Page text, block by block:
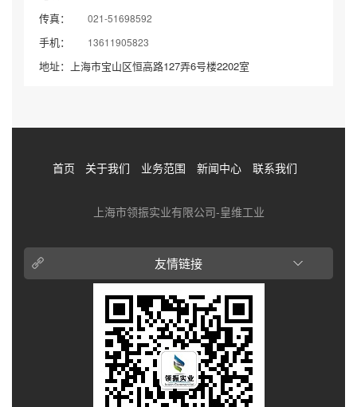
传真： 021-51698592
手机： 13611905823
地址：上海市宝山区恒高路127弄6号楼2202室
首页 关于我们 业务范围 新闻中心 联系我们
上海市领振实业有限公司-皇维工业
友情链接